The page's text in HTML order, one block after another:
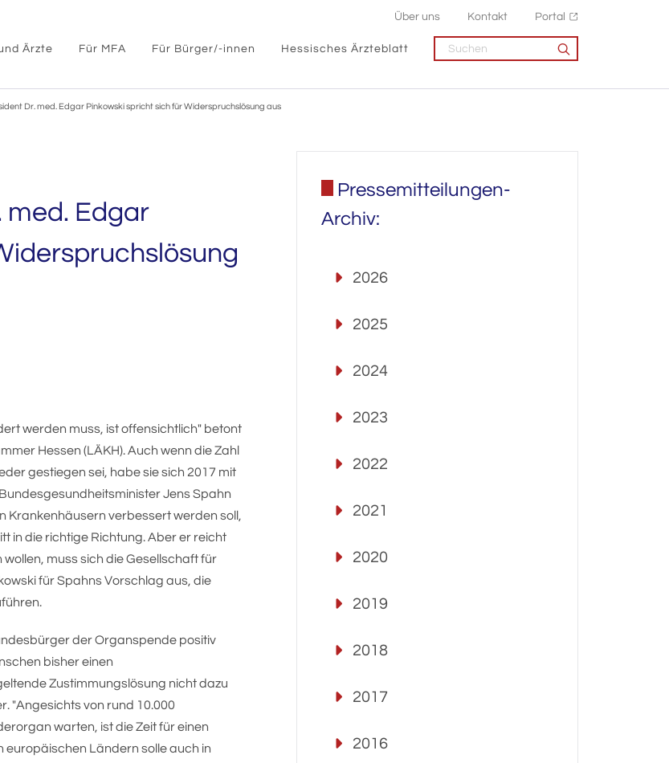
Über uns Kontakt Portal
Ärzte Für MFA Für Bürger/-innen Hessisches Ärzteblatt
Dr. med. Edgar Pinkowski spricht sich für Widerspruchslösung aus
Edgar
werden muss, ist offensichtlich" betont
Hessen (LÄKH). Auch wenn die Zahl
gestiegen sei, habe sie sich 2017 mit
Jens Spahn
Krankenhäusern verbessert werden soll,
in die richtige Richtung. Aber er reicht
muss sich die Gesellschaft für
für Spahns Vorschlag aus, die
der Organspende positiv
bisher einen
Zustimmungslösung nicht dazu
"Angesichts von rund 10.000
warten, ist die Zeit für einen
europäischen Ländern solle auch in
Pressemitteilungen-
Archiv:
2026
2025
2024
2023
2022
2021
2020
2019
2018
2017
2016